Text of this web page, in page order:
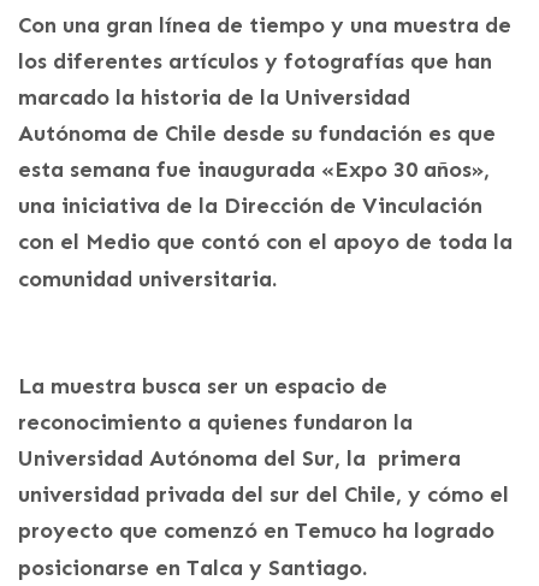
Con una gran línea de tiempo y una muestra de
los diferentes artículos y fotografías que han
marcado la historia de la Universidad
Autónoma de Chile desde su fundación es que
esta semana fue inaugurada «Expo 30 años»,
una iniciativa de la Dirección de Vinculación
con el Medio que contó con el apoyo de toda la
comunidad universitaria.
La muestra busca ser un espacio de
reconocimiento a quienes fundaron la
Universidad Autónoma del Sur, la primera
universidad privada del sur del Chile, y cómo el
proyecto que comenzó en Temuco ha logrado
posicionarse en Talca y Santiago.